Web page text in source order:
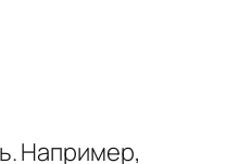
Например,